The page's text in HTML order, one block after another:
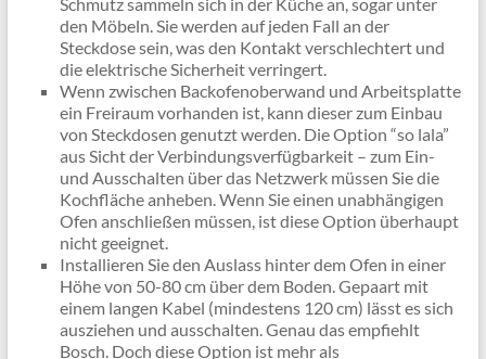
den Möbeln. Sie werden auf jeden Fall an der
Steckdose sein, was den Kontakt verschlechtert und
die elektrische Sicherheit verringert.
Wenn zwischen Backofenoberwand und Arbeitsplatte
ein Freiraum vorhanden ist, kann dieser zum Einbau
von Steckdosen genutzt werden. Die Option “so lala”
aus Sicht der Verbindungsverfügbarkeit – zum Ein-
und Ausschalten über das Netzwerk müssen Sie die
Kochfläche anheben. Wenn Sie einen unabhängigen
Ofen anschließen müssen, ist diese Option überhaupt
nicht geeignet.
Installieren Sie den Auslass hinter dem Ofen in einer
Höhe von 50-80 cm über dem Boden. Gepaart mit
einem langen Kabel (mindestens 120 cm) lässt es sich
ausziehen und ausschalten. Genau das empfiehlt
Bosch. Doch diese Option ist mehr als